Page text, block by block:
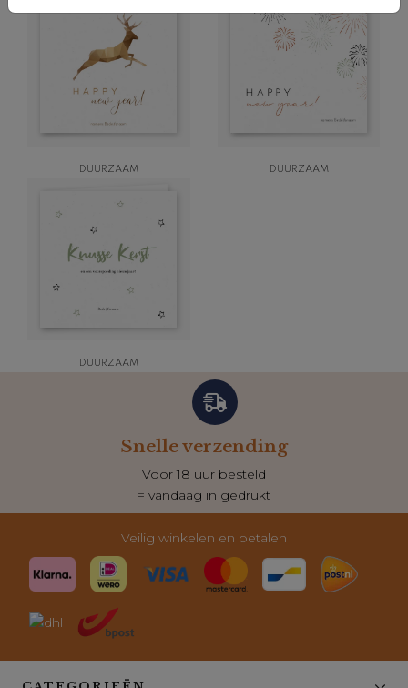
DUURZAAM DUURZAAM
DUURZAAM
Snelle verzending
Voor 18 uur besteld
= vandaag in gedrukt
Veilig winkelen en betalen